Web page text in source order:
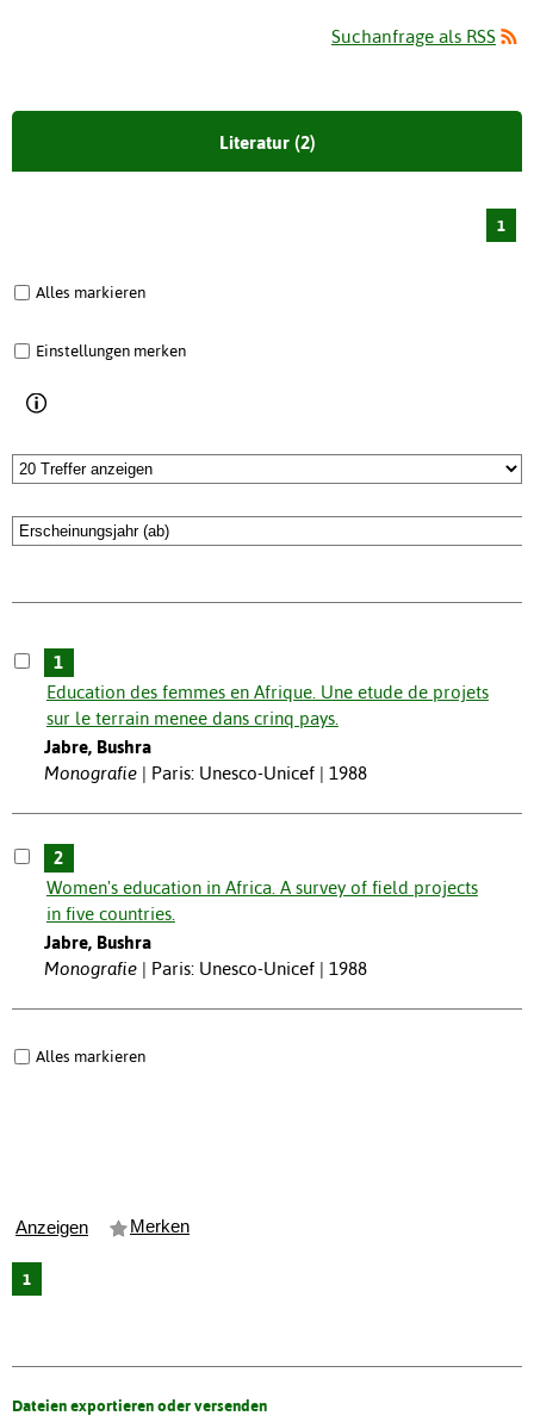
Suchanfrage als RSS
Literatur (2)
1
Alles markieren
Einstellungen merken
1
Education des femmes en Afrique. Une etude de projets
sur le terrain menee dans crinq pays.
Jabre, Bushra
Monografie
Paris: Unesco-Unicef | 1988
2
Women's education in Africa. A survey of field projects
in five countries.
Jabre, Bushra
Monografie
Paris: Unesco-Unicef | 1988
Alles markieren
Anzeigen Merken
1
Dateien exportieren oder versenden